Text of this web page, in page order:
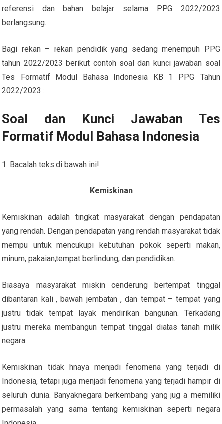
referensi dan bahan belajar selama PPG 2022/2023
berlangsung.
Bagi rekan – rekan pendidik yang sedang menempuh PPG
tahun 2022/2023 berikut contoh soal dan kunci jawaban soal
Tes Formatif Modul Bahasa Indonesia KB 1 PPG Tahun
2022/2023 :
Soal dan Kunci Jawaban Tes
Formatif Modul Bahasa Indonesia
1. Bacalah teks di bawah ini!
Kemiskinan
Kemiskinan adalah tingkat masyarakat dengan pendapatan
yang rendah. Dengan pendapatan yang rendah masyarakat tidak
mempu untuk mencukupi kebutuhan pokok seperti makan,
minum, pakaian,tempat berlindung, dan pendidikan.
Biasaya masyarakat miskin cenderung bertempat tinggal
dibantaran kali , bawah jembatan , dan tempat – tempat yang
justru tidak tempat layak mendirikan bangunan. Terkadang
justru mereka membangun tempat tinggal diatas tanah milik
negara.
Kemiskinan tidak hnaya menjadi fenomena yang terjadi di
Indonesia, tetapi juga menjadi fenomena yang terjadi hampir di
seluruh dunia. Banyaknegara berkembang yang jug a memiliki
permasalah yang sama tentang kemiskinan seperti negara